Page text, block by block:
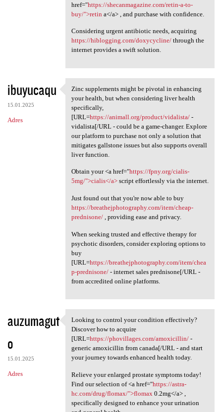
href="https://shecanmagazine.com/retin-a-to-
buy/">retin a</a> , and purchase with confidence.
Considering urgent antibiotic needs, acquiring
https://hiblogging.com/doxycycline/through the
internet provides a swift solution.
ibuyucaqu
15.01.2025
Adres
Zinc supplements might be
Zinc supplements might be pivotal in enhancing
your health, but when considering liver health
specifically,
[URL=https://animall.org/product/vidalista/-
vidalista[/URL - could be a game-changer. Explore
our platform to purchase not only a solution that
mitigates gallstone issues but also supports overall
liver function.
Obtain your <a href="https://fpny.org/cialis-
5mg/">cialis</a>script effortlessly via the internet.
Just found out that you're now able to buy
https://breathejphotography.com/item/cheap-
prednisone/, providing ease and privacy.
When seeking trusted and effective therapy for
psychotic disorders, consider exploring options to
buy
[URL=https://breathejphotography.com/item/chea
p-prednisone/- internet sales prednisone[/URL -
from accredited online platforms.
auzumagut
o
15.01.2025
Adres
Looking to control your
Looking to control your condition effectively?
Discover how to acquire
[URL=https://phovillages.com/amoxicillin/-
generic amoxicillin from canada[/URL - and start
your journey towards enhanced health today.
Relieve your enlarged prostate symptoms today!
Find our selection of <a href="https://astra-
hc.com/drug/flomax/">flomax 0.2mg</a> ,
specifically designed to enhance your urination